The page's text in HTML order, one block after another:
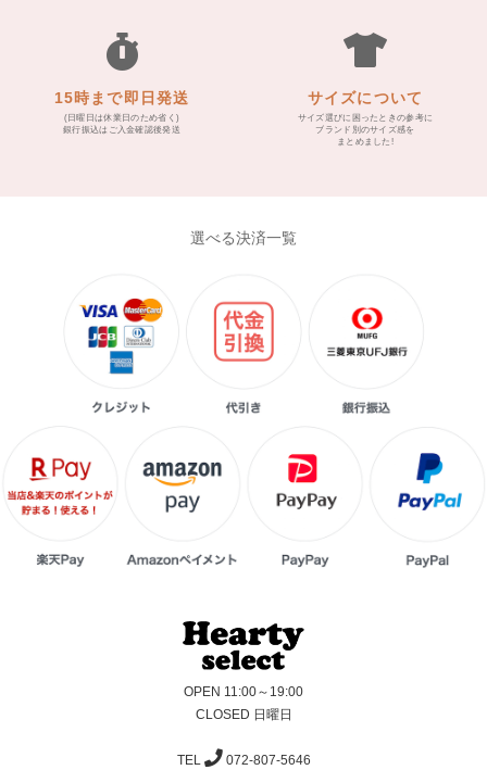
15時まで即日発送
(日曜日は休業日のため省く)
銀行振込はご入金確認後発送
サイズについて
サイズ選びに困ったときの参考に
ブランド別のサイズ感を
まとめました!
選べる決済一覧
OPEN 11:00～19:00
CLOSED 日曜日
TEL 072-807-5646